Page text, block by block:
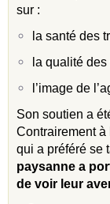
sur :
la santé des
la qualité
l’image de
Son soutien a
Contrairement à
qui a préféré se
paysanne a
de voir leur